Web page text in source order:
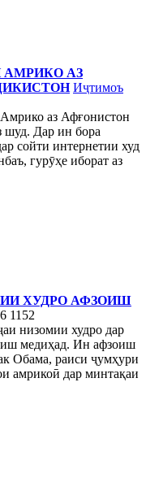
АМРИКО АЗ
Иҷтимоъ
аз Афғонистон
шуд. Дар ин бора
сойти интернетии худ
гурӯҳе иборат аз
ХУДРО АФЗОИШ
1152
низомии худро дар
медиҳад. Ин афзоиш
Обама, раиси ҷумҳури
амрикоӣ дар минтақаи